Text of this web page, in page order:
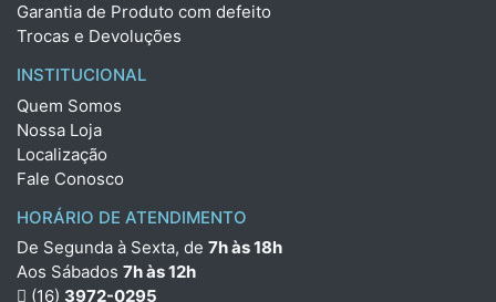
Garantia de Produto com defeito
Trocas e Devoluções
INSTITUCIONAL
Quem Somos
Nossa Loja
Localização
Fale Conosco
HORÁRIO DE ATENDIMENTO
De Segunda à Sexta, de 7h às 18h
Aos Sábados 7h às 12h
(16) 3972-0295